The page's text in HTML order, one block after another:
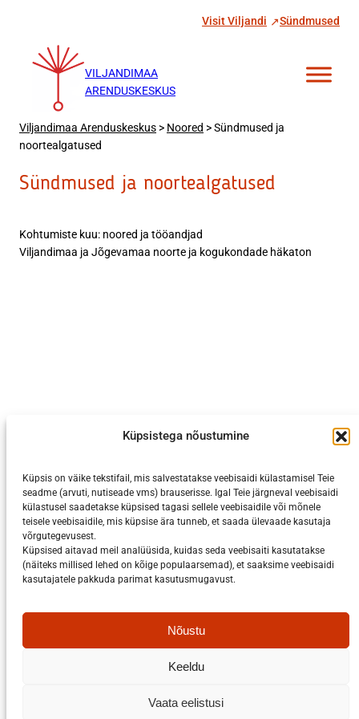
Küpsistega nõustumine
Küpsis on väike tekstifail, mis salvestatakse veebisaidi külastamisel Teie
seadme (arvuti, nutiseade vms) brauserisse. Igal Teie järgneval veebisaidi
külastusel saadetakse küpsised tagasi sellele veebisaidile või mõnele
teisele veebisaidile, mis küpsise ära tunneb, et saada ülevaade kasutaja
võrgutegevusest.
Küpsised aitavad meil analüüsida, kuidas seda veebisaiti kasutatakse
(näiteks millised lehed on kõige populaarsemad), et saaksime veebisaidi
kasutajatele pakkuda parimat kasutusmugavust.
Nõustu
Keeldu
Vaata eelistusi
Visit Viljandi Sündmused
VILJANDIMAA
ARENDUSKESKUS
Viljandimaa Arenduskeskus > Noored >Sündmused ja
noortealgatused
Sündmused ja noortealgatused
Kohtumiste kuu: noored ja tööandjad
Viljandimaa ja Jõgevamaa noorte ja kogukondade häkaton
Kontakt Facebook
arenduskeskus@viljandimaa.ee